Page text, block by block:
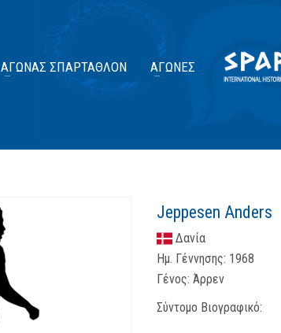
ΑΓΏΝΑΣ ΣΠΆΡΤΑΘΛΟΝ ΑΓΏΝΕΣ
Jeppesen Anders
Δανία
Ημ. Γέννησης: 1968
Γένος: Άρρεν
Σύντομο Βιογραφικό: